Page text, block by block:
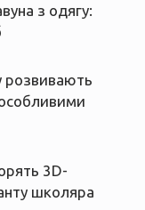
з одягу:
розвивають
3D-
школяра